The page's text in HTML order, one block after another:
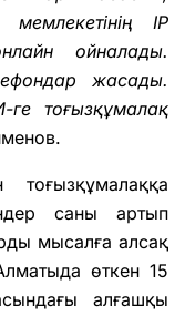
IP
ойналады.
жасады.
тоғызқұмалақ
саны артып
мысалға алсақ
өткен 15
алғашқы